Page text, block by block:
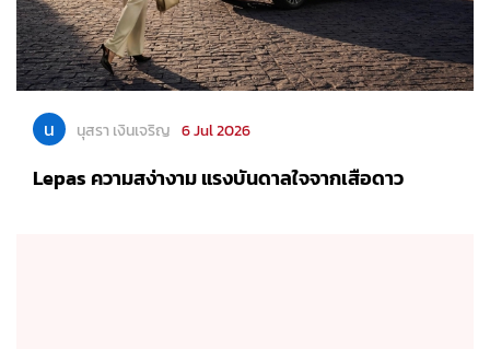
น นุสรา เงินเจริญ 6 Jul 2026
Lepas ความสง่างาม แรงบันดาลใจจากเสือดาว